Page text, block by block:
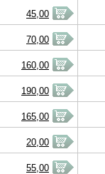
45,00
70,00
160,00
190,00
165,00
20,00
55,00